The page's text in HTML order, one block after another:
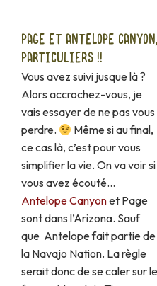
PAGE ET ANTELOPE
PARTICULIERS !!
Vous avez suivi jusque là ?
Alors accrochez-vous, je
vais essayer de ne pas vous
perdre.
Même si au final,
ce cas là, c’est pour vous
simplifier la vie. On va voir si
vous avez écouté…
Antelope Canyonet Page
sont dans l’Arizona. Sauf
que Antelope fait partie de
la Navajo Nation. La règle
serait donc de se caler sur le